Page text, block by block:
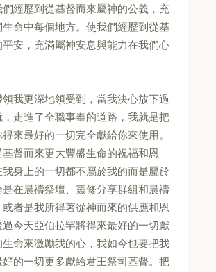
經歷到從基督而來屬神的公義，充
命中每個地方。使我們經歷到從基
安，充滿屬神安息與能力在我們心
我更深地領受到，當我決心放下過
走進了全職事奉的道路，我就是把
來最好的一切完全獻給你來使用。
督而來更大豐盛生命的祝福和恩
身上的一切都不屬於我的而是屬於
在晨禱祭壇、靈修分享群組和晨禱
者是我所得著從神而來的供應和恩
今天亞伯拉罕將得來最好的一切獻
命來激勵我的心，我如今也要把我
的一切更多獻給君王祭司基督。把